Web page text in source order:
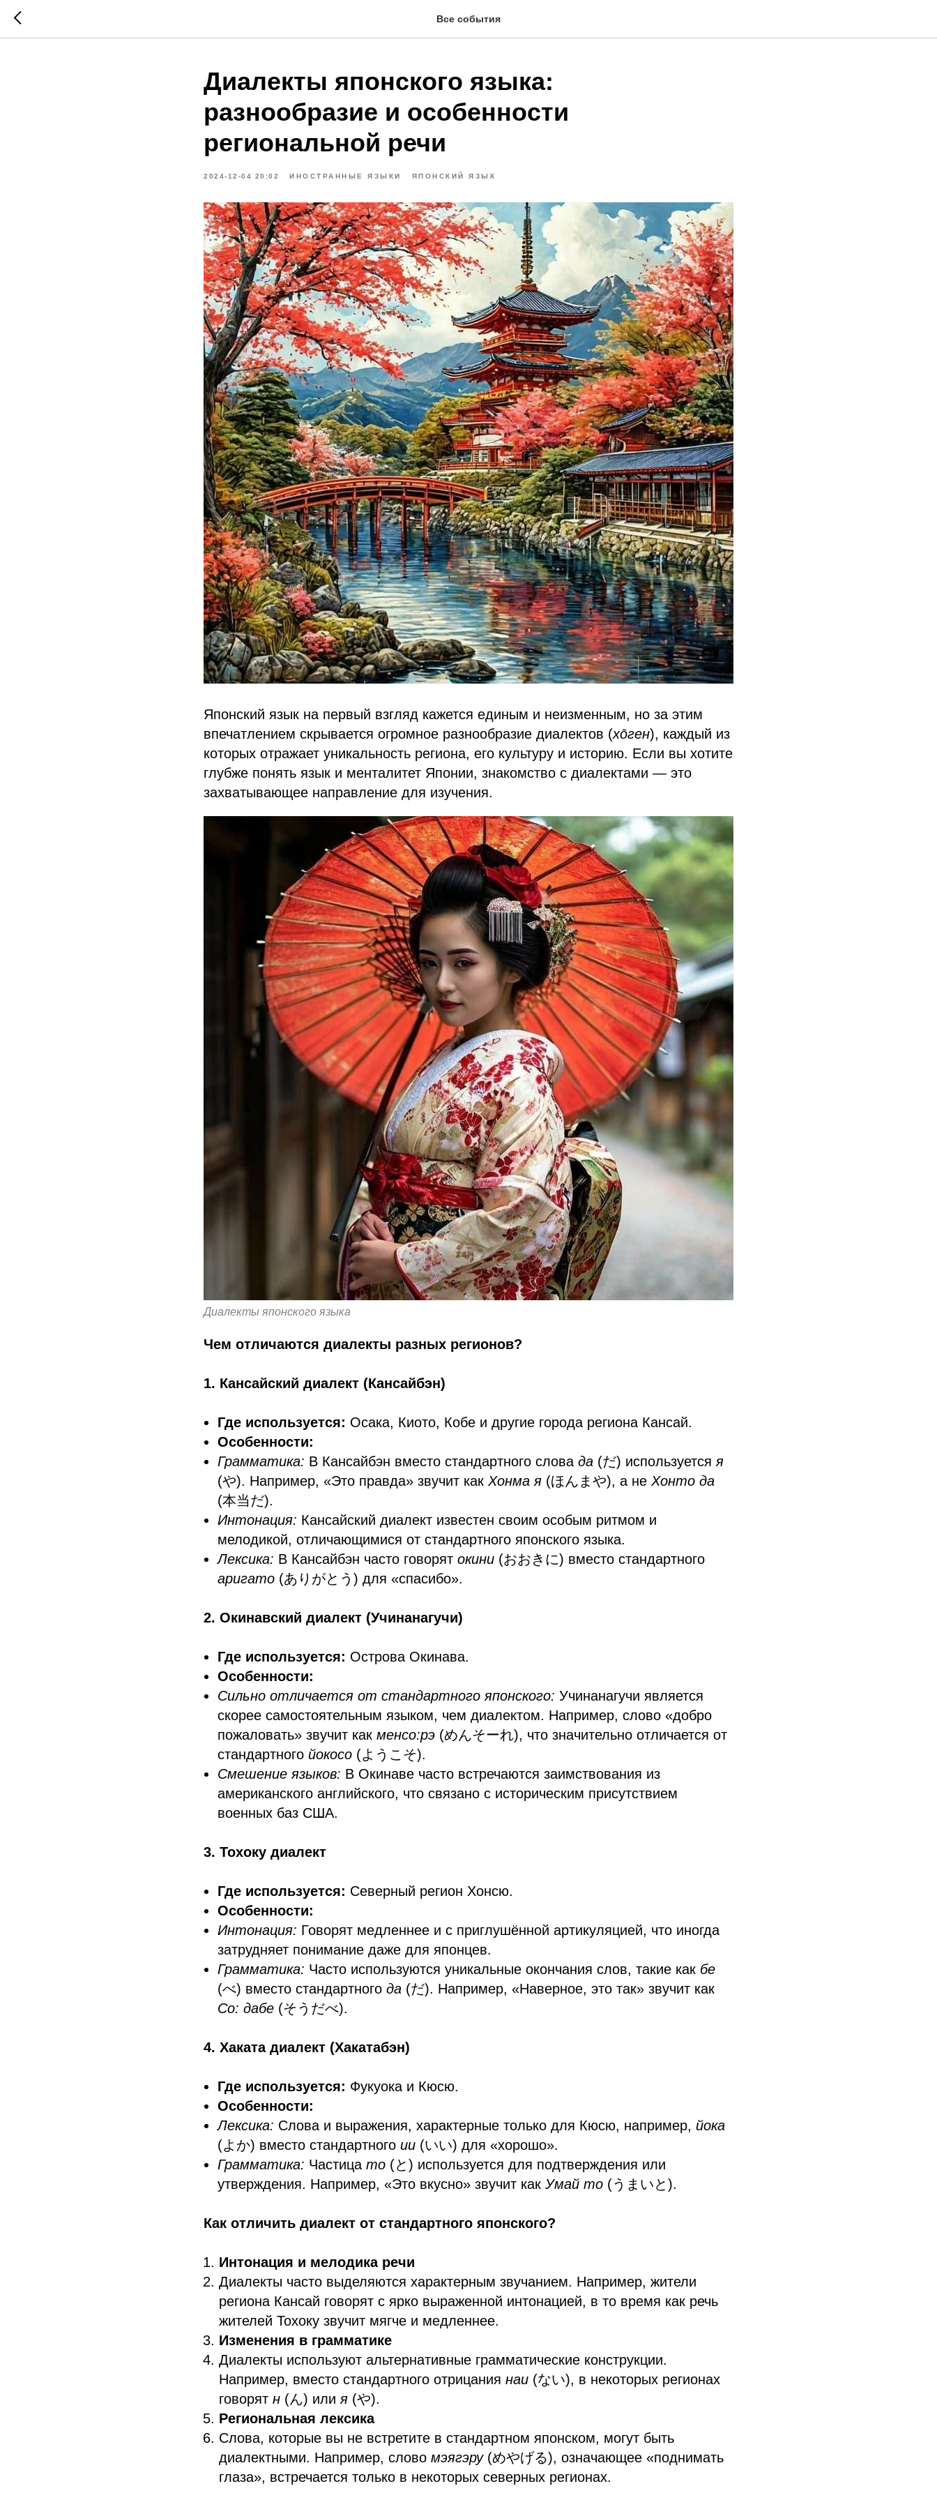
Все события
Диалекты японского языка:
разнообразие и особенности
региональной речи
2024-12-04 20:02 ИНОСТРАННЫЕ ЯЗЫКИ ЯПОНСКИЙ ЯЗЫК
Японский язык на первый взгляд кажется единым и неизменным, но за этим
впечатлением скрывается огромное разнообразие диалектов (хōген), каждый из
которых отражает уникальность региона, его культуру и историю. Если вы хотите
глубже понять язык и менталитет Японии, знакомство с диалектами — это
захватывающее направление для изучения.
Диалекты японского языка
Чем отличаются диалекты разных регионов?
1. Кансайский диалект (Кансайбэн)
Где используется: Осака, Киото, Кобе и другие города региона Кансай.
Особенности:
Грамматика: В Кансайбэн вместо стандартного слова да (だ) используется я
(や). Например, «Это правда» звучит как Хонма я (ほんまや), а не Хонто да
(本当だ).
Интонация: Кансайский диалект известен своим особым ритмом и
мелодикой, отличающимися от стандартного японского языка.
Лексика: В Кансайбэн часто говорят окини (おおきに) вместо стандартного
аригато (ありがとう) для «спасибо».
2. Окинавский диалект (Учинанагучи)
Где используется: Острова Окинава.
Особенности:
Сильно отличается от стандартного японского: Учинанагучи является
скорее самостоятельным языком, чем диалектом. Например, слово «добро
пожаловать» звучит как менсо:рэ (めんそーれ), что значительно отличается от
стандартного йокосо (ようこそ).
Смешение языков: В Окинаве часто встречаются заимствования из
американского английского, что связано с историческим присутствием
военных баз США.
3. Тохоку диалект
Где используется: Северный регион Хонсю.
Особенности:
Интонация: Говорят медленнее и с приглушённой артикуляцией, что иногда
затрудняет понимание даже для японцев.
Грамматика: Часто используются уникальные окончания слов, такие как бе
(べ) вместо стандартного да (だ). Например, «Наверное, это так» звучит как
Со: дабе (そうだべ).
4. Хаката диалект (Хакатабэн)
Где используется: Фукуока и Кюсю.
Особенности:
Лексика: Слова и выражения, характерные только для Кюсю, например, йока
(よか) вместо стандартного ии (いい) для «хорошо».
Грамматика: Частица то (と) используется для подтверждения или
утверждения. Например, «Это вкусно» звучит как Умай то (うまいと).
Как отличить диалект от стандартного японского?
Интонация и мелодика речи
Диалекты часто выделяются характерным звучанием. Например, жители
региона Кансай говорят с ярко выраженной интонацией, в то время как речь
жителей Тохоку звучит мягче и медленнее.
Изменения в грамматике
Диалекты используют альтернативные грамматические конструкции.
Например, вместо стандартного отрицания наи (ない), в некоторых регионах
говорят н (ん) или я (や).
Региональная лексика
Слова, которые вы не встретите в стандартном японском, могут быть
диалектными. Например, слово мэягэру(めやげる), означающее «поднимать
глаза», встречается только в некоторых северных регионах.